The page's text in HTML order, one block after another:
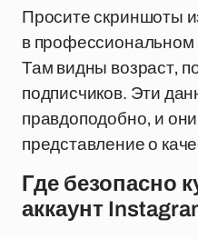
Просите скриншоты
в
Там видны возраст,
подписчиков. Эти
правдоподобно, и
представление о
Где безопасно
аккаунт